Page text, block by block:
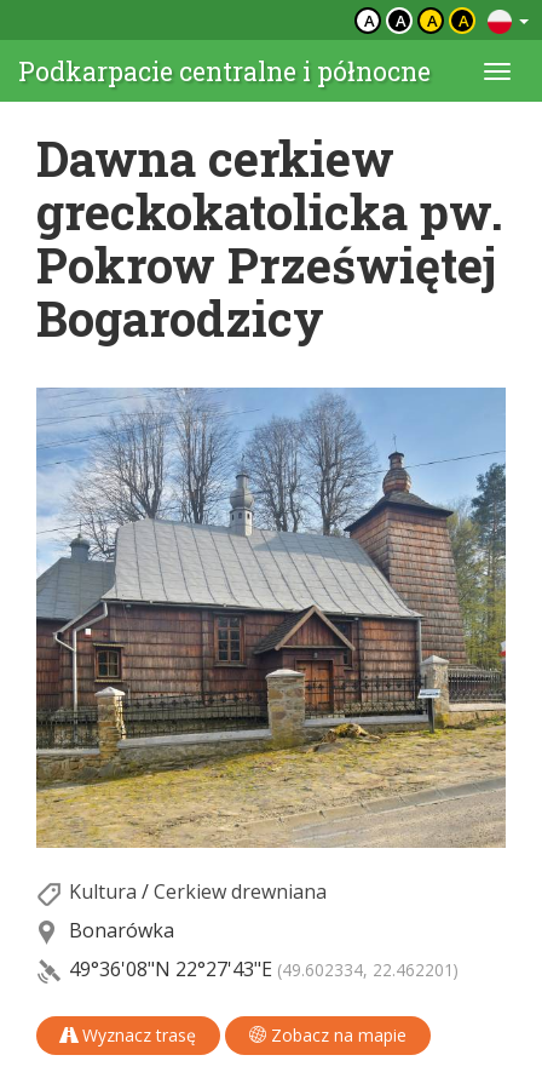
A A A A
Podkarpacie centralne i północne
Dawna cerkiew
greckokatolicka pw.
Pokrow Przeświętej
Bogarodzicy
Kultura /Cerkiew drewniana
Bonarówka
49°36'08"N 22°27'43"E (49.602334, 22.462201)
Wyznacz trasę Zobacz na mapie